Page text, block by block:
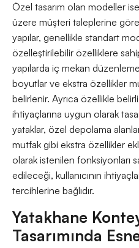
Özel tasarım olan modeller
üzere müşteri taleplerine
yapılar, genellikle standart
özelleştirilebilir özelliklere
yapılarda iç mekan
boyutlar ve ekstra özellikler
belirlenir. Ayrıca özellikle
ihtiyaçlarına uygun olarak
yataklar, özel depolama
mutfak gibi ekstra özellikler
olarak istenilen fonksiyonları
edileceği, kullanıcının
tercihlerine bağlıdır.
Yatakhane
Tasarımında